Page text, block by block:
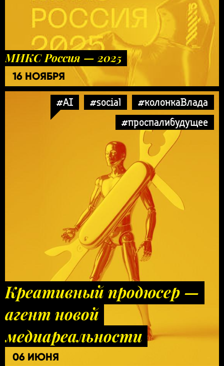
МИКС Россия — 2025
16 НОЯБРЯ
#AI #social
#колонкаВлада
#проспалибудущее
Креативный продюсер —
агент новой
медиареальности
06 ИЮНЯ